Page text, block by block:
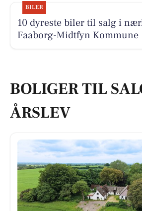
BILER
10 dyreste biler til salg i
Faaborg-Midtfyn Kommune
BOLIGER TIL
ÅRSLEV